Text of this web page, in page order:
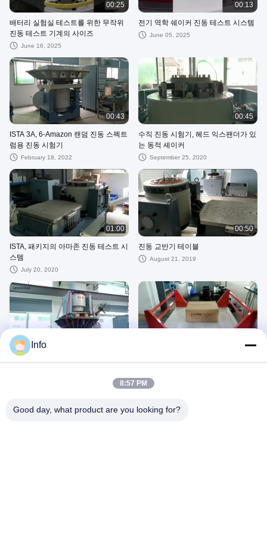
00:25
배터리 실험실 테스트를 위한 무작위
진동 테스트 기계의 사이즈
June 16, 2025
00:13
전기 역학 쉐이커 진동 테스트 시스템
June 05, 2025
00:43
ISTA 3A, 6-Amazon 랜덤 진동 스펙트
럼용 진동 시험기
February 18, 2022
00:45
수직 진동 시험기, 헤드 익스팬더가 있
는 동적 셰이커
September 25, 2020
01:00
ISTA, 패키지의 아마존 진동 테스트 시
스템
July 20, 2020
00:50
진동 교반기 테이블
August 21, 2019
진동 테스트 시스템
Info
8:57 PM
Good day, what product are you looking for?